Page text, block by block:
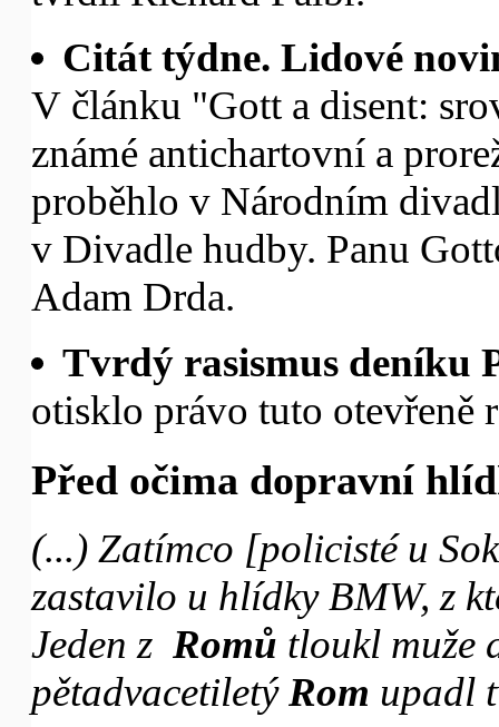
Citát týdne. Lidové
V článku "Gott a disent:
známé antichartovní a
proběhlo v Národním
v Divadle hudby. Panu
Adam Drda.
Tvrdý rasismus deníku
otisklo právo tuto
Před očima dopravní
(...) Zatímco [policisté u
zastavilo u hlídky BMW, z
Jeden z Romů tloukl muže
pětadvacetiletýRom upadl